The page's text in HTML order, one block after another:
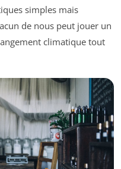
simples mais
de nous peut jouer un
climatique tout